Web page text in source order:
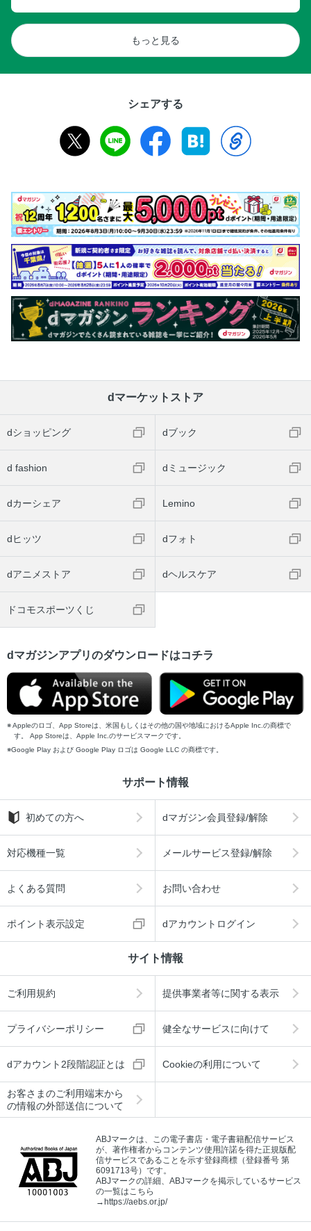
もっと見る
シェアする
dマーケットストア
dショッピング dブック
d fashion dミュージック
dカーシェア Lemino
dヒッツ dフォト
dアニメストア dヘルスケア
ドコモスポーツくじ
dマガジンアプリのダウンロードはコチラ
Appleのロゴ、App Storeは、米国もしくはその他の国や地域におけるApple Inc.の商標で
す。 App Storeは、Apple Inc.のサービスマークです。
Google Play および Google Play ロゴは Google LLC の商標です。
サポート情報
初めての方へ dマガジン会員登録/解除
対応機種一覧 メールサービス登録/解除
よくある質問 お問い合わせ
ポイント表示設定 dアカウントログイン
サイト情報
ご利用規約 提供事業者等に関する表示
プライバシーポリシー 健全なサービスに向けて
dアカウント2段階認証とは Cookieの利用について
お客さまのご利用端末から
の情報の外部送信について
ABJマークは、この電子書店・電子書籍配信サービス
が、著作権者からコンテンツ使用許諾を得た正規版配
信サービスであることを示す登録商標（登録番号 第
6091713号）です。
ABJマークの詳細、ABJマークを掲示しているサービス
の一覧はこちら
→ https://aebs.or.jp/